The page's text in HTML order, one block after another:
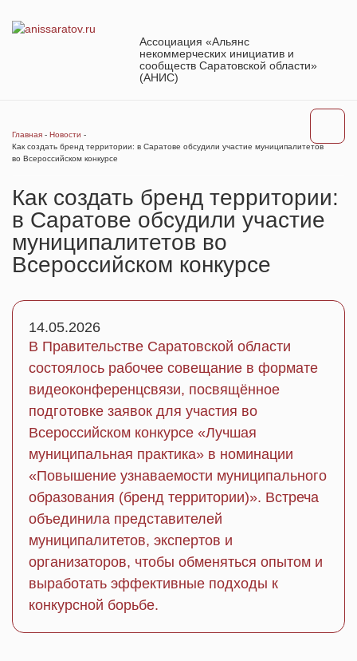
Ассоциация «Альянс
некоммерческих инициатив и
сообществ Саратовской области»
(АНИС)
Главная - Новости -
Как создать бренд территории: в Саратове обсудили участие муниципалитетов
во Всероссийском конкурсе
Как создать бренд территории:
в Саратове обсудили участие
муниципалитетов во
Всероссийском конкурсе
В Правительстве Саратовской области
состоялось рабочее совещание в формате
видеоконференцсвязи, посвящённое
подготовке заявок для участия во
Всероссийском конкурсе «Лучшая
муниципальная практика» в номинации
«Повышение узнаваемости муниципального
образования (бренд территории)». Встреча
объединила представителей
муниципалитетов, экспертов и
организаторов, чтобы обменяться опытом и
выработать эффективные подходы к
конкурсной борьбе.
14.05.2026